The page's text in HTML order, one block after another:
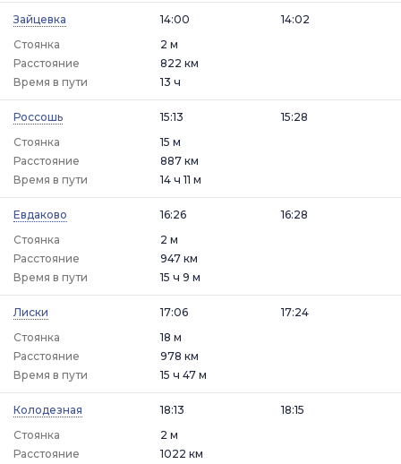
Зайцевка
14:00
Стоянка
2 м
14:02
Расстояние
822 км
Время в пути
13 ч
Россошь
15:13
Стоянка
15 м
15:28
Расстояние
887 км
Время в пути
14 ч 11 м
Евдаково
16:26
Стоянка
2 м
16:28
Расстояние
947 км
Время в пути
15 ч 9 м
Лиски
17:06
Стоянка
18 м
17:24
Расстояние
978 км
Время в пути
15 ч 47 м
Колодезная
18:13
Стоянка
2 м
18:15
Расстояние
1022 км